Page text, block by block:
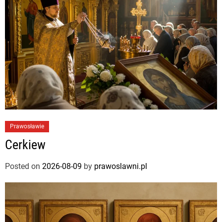
Prawosławie
Cerkiew
Posted on 2026-08-09 by prawoslawni.pl